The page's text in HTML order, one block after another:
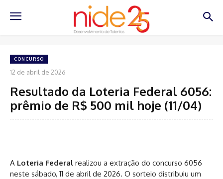
CONCURSO
12 de abril de 2026
Resultado da Loteria Federal 6056:
prêmio de R$ 500 mil hoje (11/04)
A Loteria Federal realizou a extração do concurso 6056
neste sábado, 11 de abril de 2026. O sorteio distribuiu um